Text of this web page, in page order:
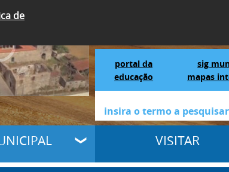
de
portal da
educação
sig
mapas
VISITAR